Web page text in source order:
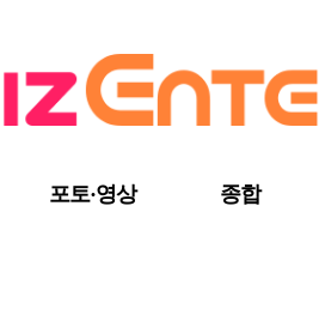
포토·영상 종합